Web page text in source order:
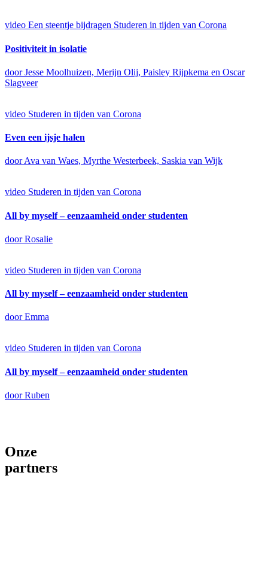
video Een steentje bijdragen Studeren in tijden van Corona
Positiviteit in isolatie
door Jesse Moolhuizen, Merijn Olij, Paisley Rijpkema en Oscar
Slagveer
video Studeren in tijden van Corona
Even een ijsje halen
door Ava van Waes, Myrthe Westerbeek, Saskia van Wijk
video Studeren in tijden van Corona
All by myself – eenzaamheid onder studenten
door Rosalie
video Studeren in tijden van Corona
All by myself – eenzaamheid onder studenten
door Emma
video Studeren in tijden van Corona
All by myself – eenzaamheid onder studenten
door Ruben
Onze
partners